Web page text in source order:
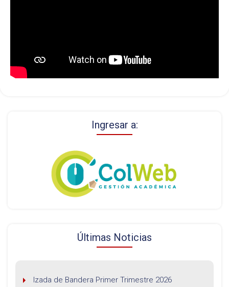
Ingresar a:
Últimas Noticias
Izada de Bandera Primer Trimestre 2026